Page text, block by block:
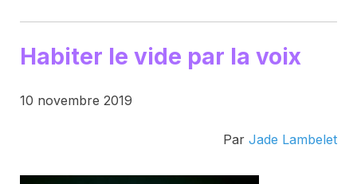
Habiter le vide par la voix
10 novembre 2019
Par Jade Lambelet